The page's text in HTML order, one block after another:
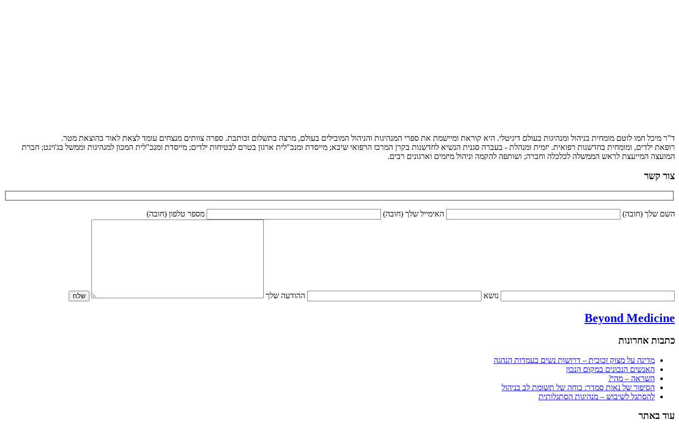
ד”ר מיכל חמו לוטם מומחית בניהול ומנהיגות בעולם דיגיטלי. היא קוראת ומיישמת את ספרי המנהיגות והניהול המובילים בעולם, מרצה בתשלום וכותבת. ספרה צוותים מנצחים עומד לצאת לאור בהוצאת מטר.
רופאת ילדים, ומומחית בחדשנות רפואית. יזמית ומנהלת - בעברה סגנית הנשיא לחדשנות בקרן המרכז הרפואי שיבא; מייסדת ומנכ"לית ארגון בטרם לבטיחות ילדים; מייסדת ומנכ"לית המכון למנהיגות וממשל בג'וינט; חברת
המועצה המייעצת לראש הממשלה לכלכלה וחברה; ושותפה להקמה וניהול מיזמים וארגונים רבים.
צור קשר
השם שלך (חובה) האימייל שלך (חובה) מספר טלפון (חובה)
נושא ההודעה שלך
Beyond Medicine
כתבות אחרונות
מדינה על מצוק זכוכית – דרושות נשים בעמדות הנהגה
האנשים הנכונים במקום הנכון
השראה – מהי?
הסיפור של נאות סמדר: כוחה של תשומת לב בניהול
להסתגל לשיבוש – מנהיגות הסתגלותית
עוד באתר